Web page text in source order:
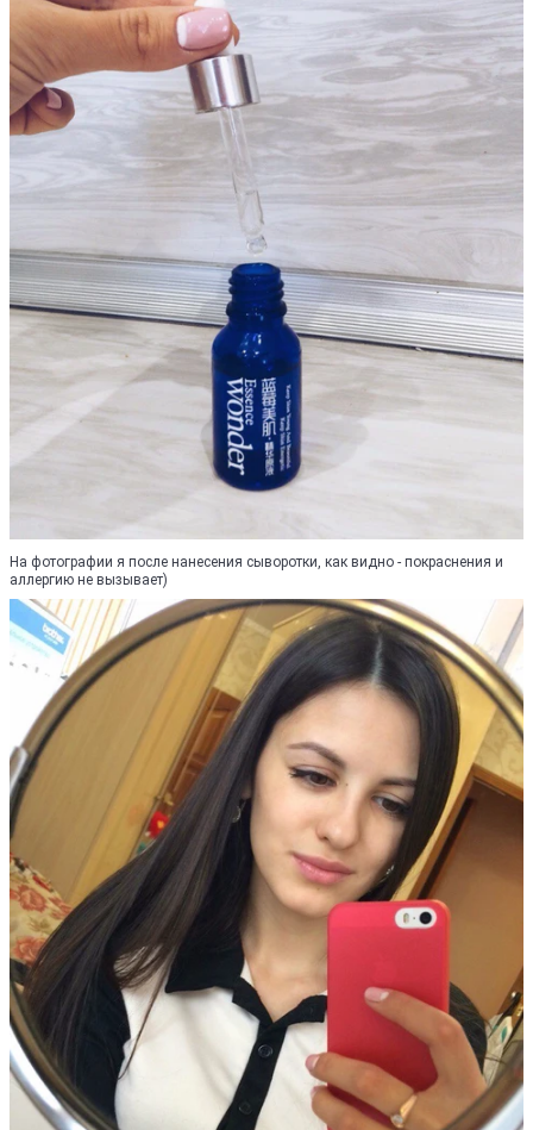
На фотографии я после нанесения сыворотки, как видно - покраснения и
аллергию не вызывает)